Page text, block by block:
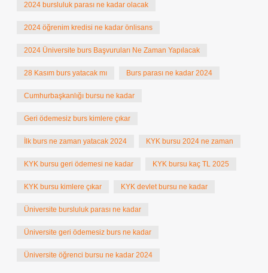
2024 bursluluk parası ne kadar olacak
2024 öğrenim kredisi ne kadar önlisans
2024 Üniversite burs Başvuruları Ne Zaman Yapılacak
28 Kasım burs yatacak mı Burs parası ne kadar 2024
Cumhurbaşkanlığı bursu ne kadar
Geri ödemesiz burs kimlere çıkar
İlk burs ne zaman yatacak 2024 KYK bursu 2024 ne zaman
KYK bursu geri ödemesi ne kadar KYK bursu kaç TL 2025
KYK bursu kimlere çıkar KYK devlet bursu ne kadar
Üniversite bursluluk parası ne kadar
Üniversite geri ödemesiz burs ne kadar
Üniversite öğrenci bursu ne kadar 2024